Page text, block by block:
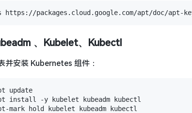
、Kubelet、Kubectl
并安装 Kubernetes 组件：
update
install -y kubelet kubeadm kubectl